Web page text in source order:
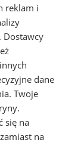
dla
jego
gabinety
świadczące
i
i zadbaj
reklam i
Dostawcy
dane
Twoje
się na
na